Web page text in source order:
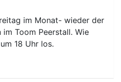
im Monat- wieder der
Toom Peerstall. Wie
18 Uhr los.